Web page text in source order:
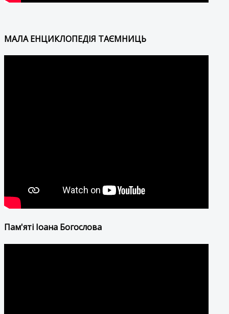
МАЛА ЕНЦИКЛОПЕДІЯ ТАЄМНИЦЬ
Пам'яті Іоана Богослова